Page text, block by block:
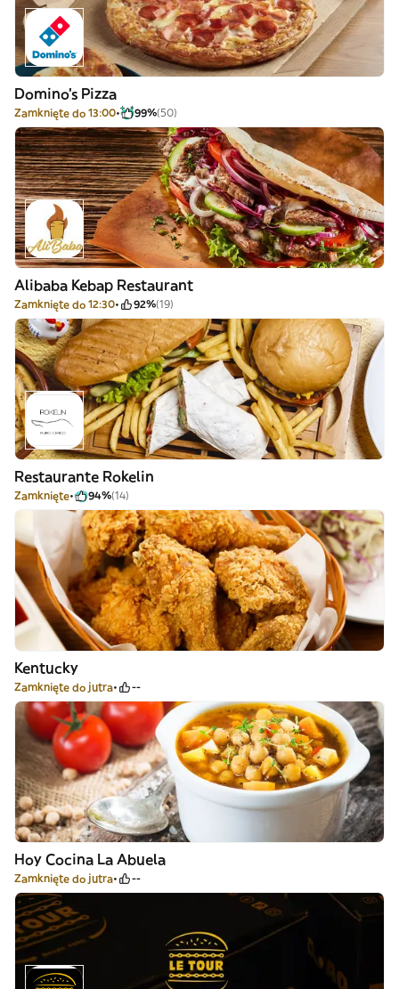
Domino's Pizza
Zamknięte do 13:00 99%(50)
Alibaba Kebap Restaurant
Zamknięte do 12:30 92%(19)
Restaurante Rokelin
Zamknięte 94%(14)
Kentucky
Zamknięte do jutra --
Hoy Cocina La Abuela
Zamknięte do jutra --